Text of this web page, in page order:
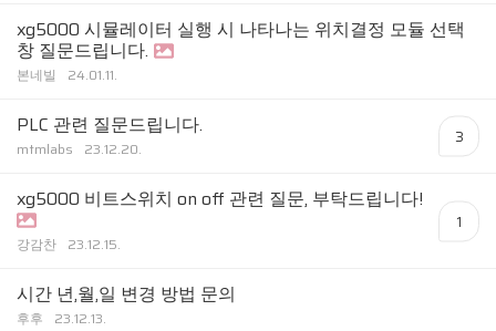
xg5000 시뮬레이터 실행 시 나타나는 위치결정 모듈 선택
창 질문드립니다.
본네빌 24.01.11.
PLC 관련 질문드립니다.
mtmlabs 23.12.20.
3
xg5000 비트스위치 on off 관련 질문, 부탁드립니다!
강감찬 23.12.15.
1
시간 년,월,일 변경 방법 문의
후후 23.12.13.